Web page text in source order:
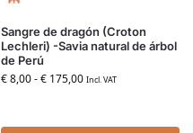
Sangre de dragón (Croton
Lechleri) -Savia natural de árbol
de Perú
€8,00-€ 175,00 Incl. VAT